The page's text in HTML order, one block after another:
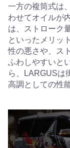
一方の複筒式は
わせてオイルが
は、ストローク
といったメリッ
性の悪さや、ス
ふわしやすいと
ら、LARGUSは
高調としての性